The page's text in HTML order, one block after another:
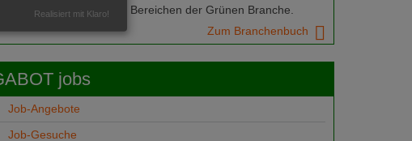
aus allen Bereichen der Grünen Branche.
Zum Branchenbuch
jobs
Job-Angebote
Job-Gesuche
Realisiert mit Klaro!